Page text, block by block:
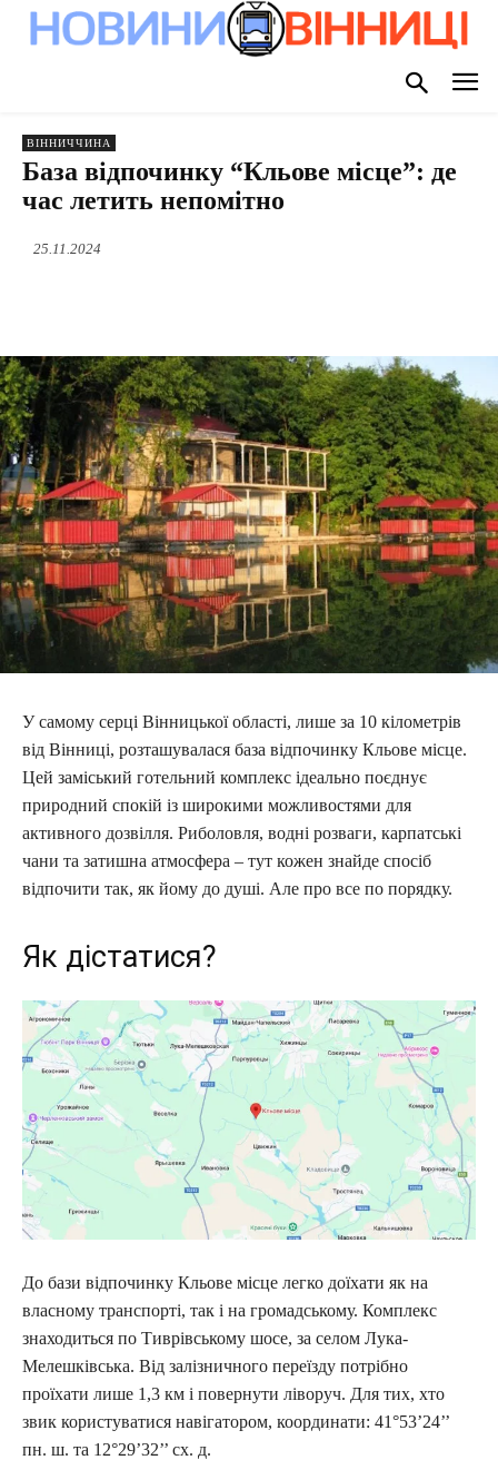
ВІННИЧЧИНА
База відпочинку “Кльове місце”: де
час летить непомітно
25.11.2024
У самому серці Вінницької області, лише за 10 кілометрів
від Вінниці, розташувалася база відпочинку Кльове місце.
Цей заміський готельний комплекс ідеально поєднує
природний спокій із широкими можливостями для
активного дозвілля. Риболовля, водні розваги, карпатські
чани та затишна атмосфера – тут кожен знайде спосіб
відпочити так, як йому до душі. Але про все по порядку.
Як дістатися?
До бази відпочинку Кльове місце легко доїхати як на
власному транспорті, так і на громадському. Комплекс
знаходиться по Тиврівському шосе, за селом Лука-
Мелешківська. Від залізничного переїзду потрібно
проїхати лише 1,3 км і повернути ліворуч. Для тих, хто
звик користуватися навігатором, координати: 41°53’24’’
пн. ш. та 12°29’32’’ сх. д.